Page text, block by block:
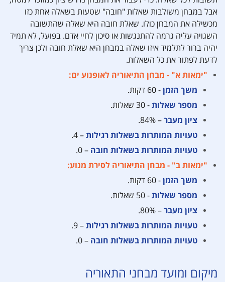
אבל במבחן משולבות שאלות "חובה" שטעות בשאלה אחת כזו
מכשילה את המבחן כולו. שאלת חובה היא שאלה שהתשובה
השגויה עליה גרמה להתנגשות או סיכון לחיי אדם. בפועל, לא תמיד
יהיה ברור לתלמיד איזו שאלה במבחן היא שאלת חובה ולכן צריך
לדעת לפתור את כל השאלות.
"ימאות א" - מבחן התיאוריה לאופנוע ים:
משך הזמן - 60 דקות.
מספר שאלות - 30 שאלות.
ציון מעבר – 84%.
טעויות המותרות בשאלות רגילות – 4.
טעויות המותרות בשאלות חובה – 0.
"ימאות ב" - מבחן התיאוריה לסירת מנוע:
משך הזמן - 60 דקות.
מספר שאלות - 50 שאלות.
ציון מעבר – 80%.
טעויות המותרות בשאלות רגילות – 9.
טעויות המותרות בשאלות חובה – 0.
מיקום ומועד מבחני התאוריה